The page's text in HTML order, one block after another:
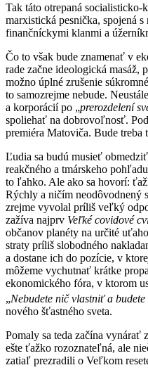
Tak táto otrepaná
marxistická pesnička, spojená
finančníckymi klanmi a
Čo to však bude znamenať v
rade začne ideologická masáž,
možno úplné zrušenie
to samozrejme nebude.
a korporácií po „prerozdelení
spoliehať na dobrovoľnosť.
premiéra Matoviča. Bude treba
Ľudia sa budú musieť
reakčného a tmárskeho
to ľahko. Ale ako sa hovorí:
Rýchly a ničím neodôvodnený
zrejme vyvolal príliš veľký
zažíva najprv Veľké covidové
občanov planéty na určité
straty príliš slobodného
a dostane ich do pozície, v
môžeme vychutnať krátke
ekonomického fóra, v ktorom
„Nebudete nič vlastniť a
nového šťastného sveta.
Pomaly sa teda začína vynárať
ešte ťažko rozoznateľná, ale
zatiaľ prezradili o Veľkom